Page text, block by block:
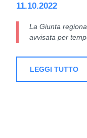
11.10.2022
La Giunta
avvisata per
LEGGI TUTTO